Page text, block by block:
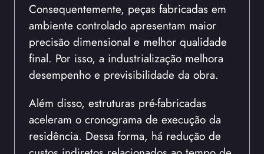
Consequentemente, peças fabricadas em
ambiente controlado apresentam maior
precisão dimensional e melhor qualidade
final. Por isso, a industrialização melhora
desempenho e previsibilidade da obra.
Além disso, estruturas pré-fabricadas
aceleram o cronograma de execução da
residência. Dessa forma, há redução de